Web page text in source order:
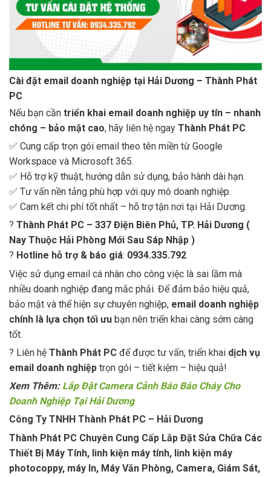
Cài đặt email doanh nghiệp tại Hải Dương – Thành Phát
PC
Nếu bạn cần triển khai email doanh nghiệp uy tín – nhanh
chóng – bảo mật cao, hãy liên hệ ngay Thành Phát PC.
✅ Cung cấp trọn gói email theo tên miền từ Google
Workspace và Microsoft 365.
✅ Hỗ trợ kỹ thuật, hướng dẫn sử dụng, bảo hành dài hạn.
✅ Tư vấn nền tảng phù hợp với quy mô doanh nghiệp.
✅ Cam kết chi phí tốt nhất – hỗ trợ tận nơi tại Hải Dương.
? Thành Phát PC – 337 Điện Biên Phủ, TP. Hải Dương (
Nay Thuộc Hải Phòng Mới Sau Sáp Nhập )
? Hotline hỗ trợ & báo giá: 0934.335.792
Việc sử dụng email cá nhân cho công việc là sai lầm mà
nhiều doanh nghiệp đang mắc phải. Để đảm bảo hiệu quả,
bảo mật và thể hiện sự chuyên nghiệp, email doanh nghiệp
chính là lựa chọn tối ưu bạn nên triển khai càng sớm càng
tốt.
? Liên hệ Thành Phát PC để được tư vấn, triển khai dịch vụ
email doanh nghiệp trọn gói – tiết kiệm – hiệu quả!
Xem Thêm: Lắp Đặt Camera Cảnh Báo Báo Cháy Cho
Doanh Nghiệp Tại Hải Dương
Công Ty TNHH Thành Phát PC – Hải Dương
Thành Phát PC Chuyên Cung Cấp Lắp Đặt Sửa Chữa Các
Thiết Bị Máy Tính, linh kiện máy tính, linh kiện máy
photocoppy, máy In, Máy Văn Phòng, Camera, Giám Sát,